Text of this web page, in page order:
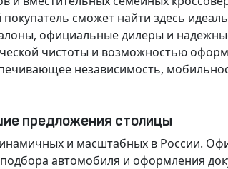
сможет найти здесь
официальные дилеры и
чистоты и возможностью
независимость,
предложения столицы
и масштабных в России.
автомобиля и оформления